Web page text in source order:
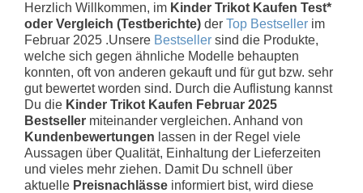
Herzlich Willkommen, im Kinder Trikot Kaufen Test*
oder Vergleich (Testberichte) der Top Bestseller im
Februar 2025 .Unsere Bestseller sind die Produkte,
welche sich gegen ähnliche Modelle behaupten
konnten, oft von anderen gekauft und für gut bzw. sehr
gut bewertet worden sind. Durch die Auflistung kannst
Du die Kinder Trikot Kaufen Februar 2025
Bestseller miteinander vergleichen. Anhand von
Kundenbewertungen lassen in der Regel viele
Aussagen über Qualität, Einhaltung der Lieferzeiten
und vieles mehr ziehen. Damit Du schnell über
aktuelle Preisnachlässe informiert bist, wird diese